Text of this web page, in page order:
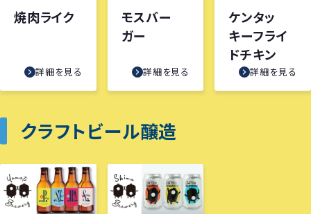
焼肉ライク
詳細を見る
モスバー
ガー
詳細を見る
ケンタッ
キーフライ
ドチキン
詳細を見る
クラフトビール醸造